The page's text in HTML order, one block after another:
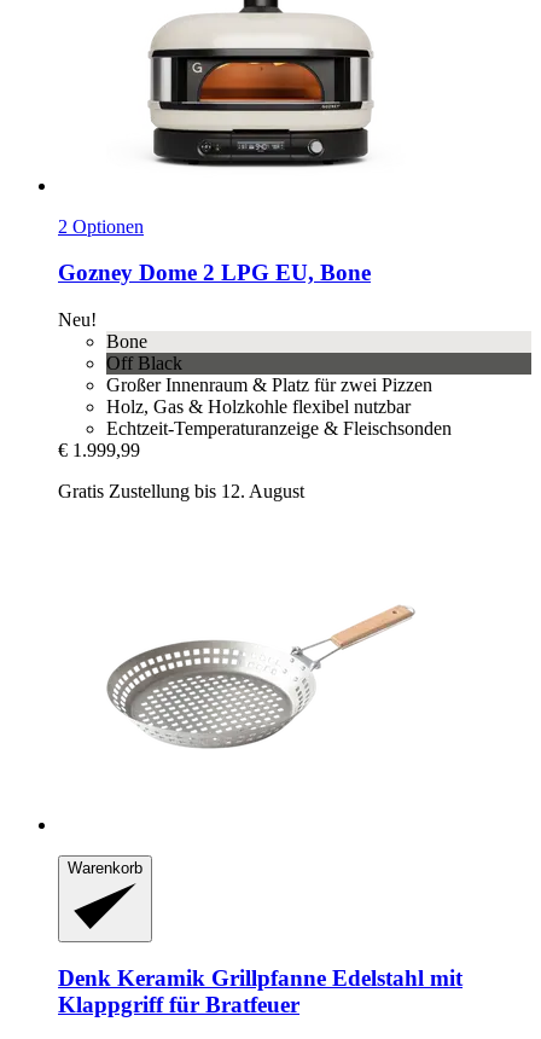
2 Optionen
Gozney Dome 2 LPG EU, Bone
Neu!
Bone
Off Black
Großer Innenraum & Platz für zwei Pizzen
Holz, Gas & Holzkohle flexibel nutzbar
Echtzeit-Temperaturanzeige & Fleischsonden
€ 1.999,99
Gratis Zustellung bis 12. August
Warenkorb
Denk Keramik Grillpfanne Edelstahl mit
Klappgriff für Bratfeuer